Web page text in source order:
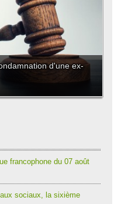
d'une ex-
francophone du 07 août
sociaux, la sixième